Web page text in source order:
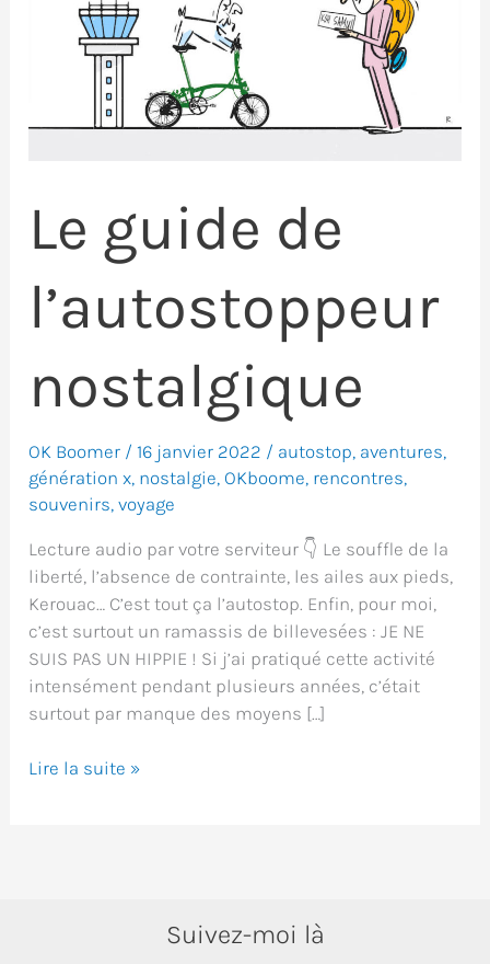
Le guide de
l’autostoppeur
nostalgique
OK Boomer /16 janvier 2022 / autostop, aventures,
génération x, nostalgie, OKboome, rencontres,
souvenirs,voyage
Lecture audio par votre serviteur 👇 Le souffle de la
liberté, l’absence de contrainte, les ailes aux pieds,
Kerouac… C’est tout ça l’autostop. Enfin, pour moi,
c’est surtout un ramassis de billevesées : JE NE
SUIS PAS UN HIPPIE ! Si j’ai pratiqué cette activité
intensément pendant plusieurs années, c’était
surtout par manque des moyens […]
Le
Lire la suite »
Suivez-moi là